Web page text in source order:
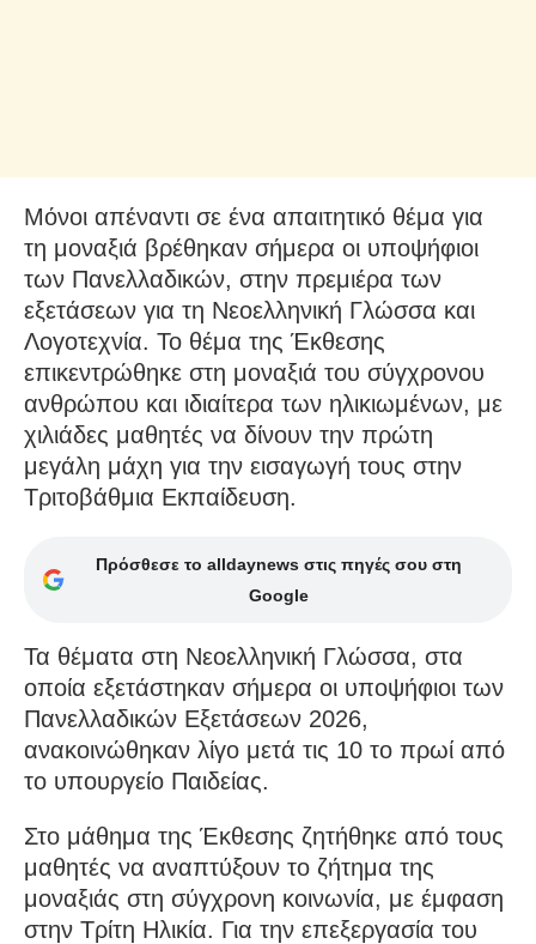
Μόνοι απέναντι σε ένα απαιτητικό θέμα για
τη μοναξιά βρέθηκαν σήμερα οι υποψήφιοι
των Πανελλαδικών, στην πρεμιέρα των
εξετάσεων για τη Νεοελληνική Γλώσσα και
Λογοτεχνία. Το θέμα της Έκθεσης
επικεντρώθηκε στη μοναξιά του σύγχρονου
ανθρώπου και ιδιαίτερα των ηλικιωμένων, με
χιλιάδες μαθητές να δίνουν την πρώτη
μεγάλη μάχη για την εισαγωγή τους στην
Τριτοβάθμια Εκπαίδευση.
Πρόσθεσε το alldaynews στις πηγές σου στη
Google
Τα θέματα στη Νεοελληνική Γλώσσα, στα
οποία εξετάστηκαν σήμερα οι υποψήφιοι των
Πανελλαδικών Εξετάσεων 2026,
ανακοινώθηκαν λίγο μετά τις 10 το πρωί από
το υπουργείο Παιδείας.
Στο μάθημα της Έκθεσης ζητήθηκε από τους
μαθητές να αναπτύξουν το ζήτημα της
μοναξιάς στη σύγχρονη κοινωνία, με έμφαση
στην Τρίτη Ηλικία. Για την επεξεργασία του